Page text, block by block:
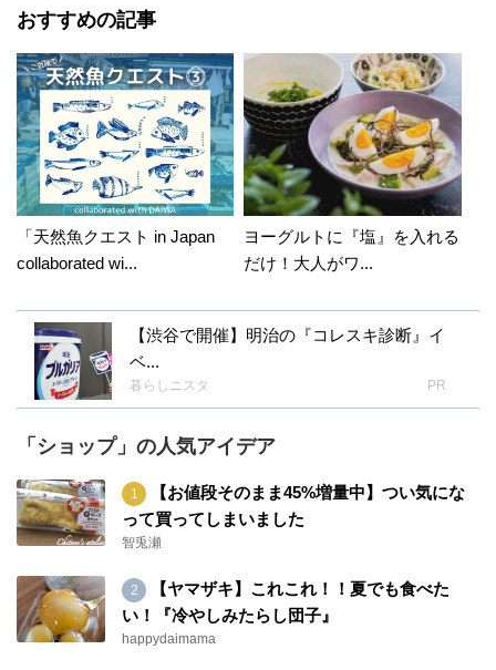
おすすめの記事
「天然魚クエスト in Japan
collaborated wi...
ヨーグルトに『塩』を入れる
だけ！大人がワ...
【渋谷で開催】明治の『コレスキ診断』イ
ベ...
暮らしニスタ PR
「ショップ」の人気アイデア
【お値段そのまま45%増量中】つい気にな
って買ってしまいました
智兎瀬
【ヤマザキ】これこれ！！夏でも食べた
い！『冷やしみたらし団子』
happydaimama